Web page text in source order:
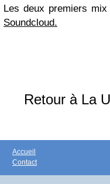
Les deux premiers
Soundcloud.
Retour à La
Accueil
Contact